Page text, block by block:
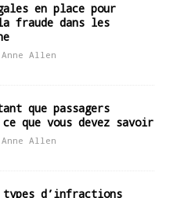
en place pour
fraude dans les
Anne Allen
que passagers
que vous devez savoir
Anne Allen
d’infractions